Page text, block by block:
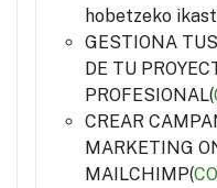
hobetzeko
GESTIONA
DE TU
PROFESIONAL(
CREAR
MARKETING
MAILCHIMP(